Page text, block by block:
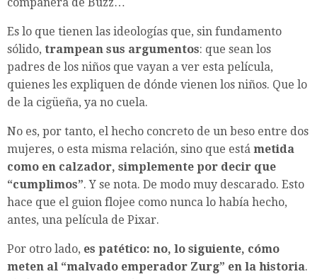
Es lo que tienen las ideologías que, sin fundamento
sólido, trampean sus argumentos: que sean los
padres de los niños que vayan a ver esta película,
quienes les expliquen de dónde vienen los niños. Que lo
de la cigüeña, ya no cuela.
No es, por tanto, el hecho concreto de un beso entre dos
mujeres, o esta misma relación, sino que está metida
como en calzador, simplemente por decir que
“cumplimos”. Y se nota. De modo muy descarado. Esto
hace que el guion flojee como nunca lo había hecho,
antes, una película de Pixar.
Por otro lado, es patético: no, lo siguiente, cómo
meten al “malvado emperador Zurg” en la historia.